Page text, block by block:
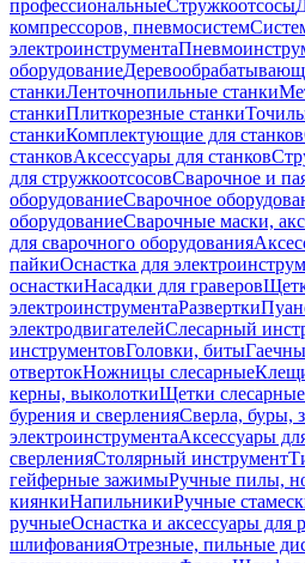
профессиональныеСтружкоотсосы
компрессоров, пневмосистем
электроинструмента
оборудование
станкиЛенточнопильные станки
станкиПлиткорезные станки
станкиКомплектующие для станков
станковАксессуары для станков
для стружкоотсосовСварочное и
оборудованиеСварочное
оборудованиеСварочные маски,
для сварочного оборудования
пайкиОснастка для
оснасткиНасадки для граверов
электроинструментаРазвертки
электродвигателейСлесарный
инструментовГоловки, биты
отвертокНожницы слесарные
керны, выколоткиЩетки слесарные
бурения и сверленияСверла, буры,
электроинструментаАксессуары
сверленияСтолярный инструмент
гейферные зажимыРучные пилы,
киянкиНапильникиРучные
ручныеОснастка и аксессуары для
шлифованияОтрезные, пильные